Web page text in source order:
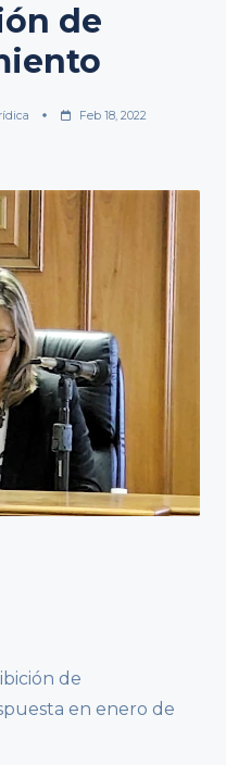
de
Feb 18, 2022
de
en enero de